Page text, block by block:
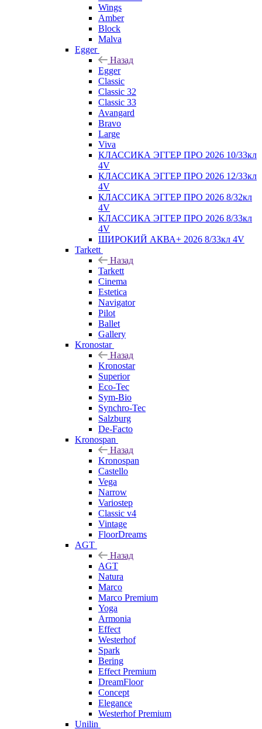
Wings
Amber
Block
Malva
Egger
Назад
Egger
Classic
Classic 32
Classic 33
Avangard
Bravo
Large
Viva
КЛАССИКА ЭГГЕР ПРО 2026 10/33кл
4V
КЛАССИКА ЭГГЕР ПРО 2026 12/33кл
4V
КЛАССИКА ЭГГЕР ПРО 2026 8/32кл
4V
КЛАССИКА ЭГГЕР ПРО 2026 8/33кл
4V
ШИРОКИЙ АКВА+ 2026 8/33кл 4V
Tarkett
Назад
Tarkett
Cinema
Estetica
Navigator
Pilot
Ballet
Gallery
Kronostar
Назад
Kronostar
Superior
Eco-Tec
Sym-Bio
Synchro-Tec
Salzburg
De-Facto
Kronospan
Назад
Kronospan
Castello
Vega
Narrow
Variostep
Classic v4
Vintage
FloorDreams
AGT
Назад
AGT
Natura
Marco
Marco Premium
Yoga
Armonia
Effect
Westerhof
Spark
Bering
Effect Premium
DreamFloor
Concept
Elegance
Westerhof Premium
Unilin